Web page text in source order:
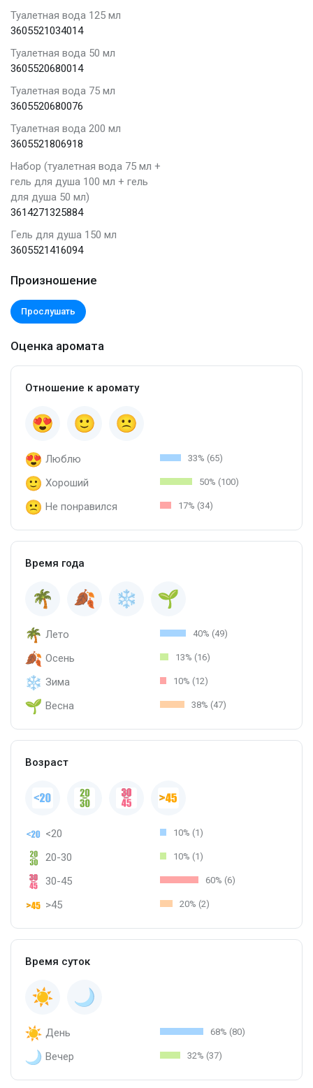
Туалетная вода 125 мл
3605521034014
Туалетная вода 50 мл
3605520680014
Туалетная вода 75 мл
3605520680076
Туалетная вода 200 мл
3605521806918
Набор (туалетная вода 75 мл +
гель для душа 100 мл + гель
для душа 50 мл)
3614271325884
Гель для душа 150 мл
3605521416094
Произношение
Прослушать
Оценка аромата
Отношение к аромату
Люблю 33% (65)
Хороший 50% (100)
Не понравился 17% (34)
Время года
Лето 40% (49)
Осень 13% (16)
Зима 10% (12)
Весна 38% (47)
Возраст
<20 10% (1)
20-30 10% (1)
30-45 60% (6)
>45 20% (2)
Время суток
День 68% (80)
Вечер 32% (37)